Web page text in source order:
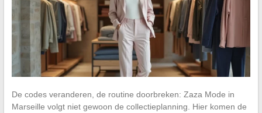
De codes veranderen, de routine doorbreken: Zaza Mode in
Marseille volgt niet gewoon de collectieplanning. Hier komen de